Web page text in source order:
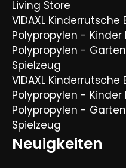
Living Store
VIDAXL Kinderrutsche
Polypropylen -
Polypropylen -
Spielzeug
VIDAXL Kinderrutsche
Polypropylen -
Polypropylen -
Spielzeug
Neuigkeiten